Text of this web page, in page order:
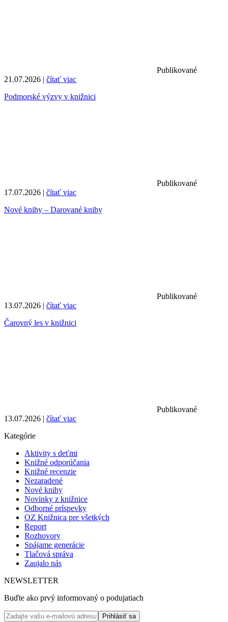
Publikované
21.07.2026 | čítať viac
Podmorské výzvy v knižnici
Publikované
17.07.2026 | čítať viac
Nové knihy – Darované knihy
Publikované
13.07.2026 | čítať viac
Čarovný les v knižnici
Publikované
13.07.2026 | čítať viac
Kategórie
Aktivity s deťmi
Knižné odporúčania
Knižné recenzie
Nezaradené
Nové knihy
Novinky z knižnice
Odborné príspevky
OZ Knižnica pre všetkých
Report
Rozhovory
Spájame generácie
Tlačová správa
Zaujalo nás
NEWSLETTER
Buďte ako prvý informovaný o podujatiach